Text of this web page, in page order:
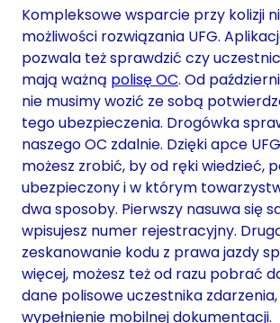
Kompleksowe wsparcie przy kolizji
możliwości rozwiązania UFG.
pozwala też sprawdzić czy
mają ważną polisę OC. Od
nie musimy wozić ze sobą
tego ubezpieczenia. Drogówka
naszego OC zdalnie. Dzięki apce
możesz zrobić, by od ręki wiedzieć,
ubezpieczony i w którym
dwa sposoby. Pierwszy nasuwa się
wpisujesz numer rejestracyjny.
zeskanowanie kodu z prawa jazdy
więcej, możesz też od razu pobrać
dane polisowe uczestnika
wypełnienie mobilnej dokumentacji.